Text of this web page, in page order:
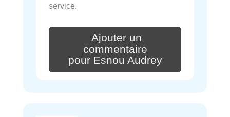
service.
Ajouter un
commentaire
pour Esnou Audrey